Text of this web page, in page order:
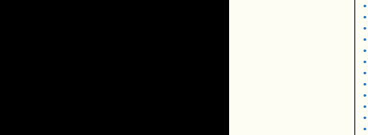
•
•
•
•
•
•
•
•
•
•
•
•